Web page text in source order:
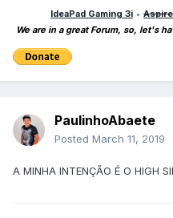
IdeaPad Gaming 3i •
We are in a great Forum, so, let's
PaulinhoAbaete
Posted March 11, 2019
A MINHA INTENÇÃO É O HIGH